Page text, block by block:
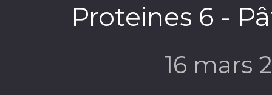
Proteines 6 -
16 mars